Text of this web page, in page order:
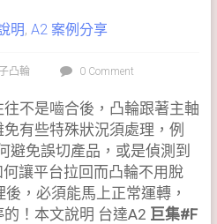
明, A2 案例分享
凸輪 0 Comment
不是嚙合後，凸輪跟著主軸
有些特殊狀況須處理，例
避免誤切產品，或是偵測到
何讓平台拉回而凸輪不用脫
，必須能馬上正常運轉，
！本文說明 台達A2 巨集#F